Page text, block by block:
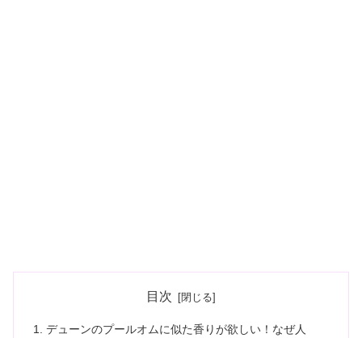
目次
デューンのプールオムに似た香りが欲しい！なぜ人